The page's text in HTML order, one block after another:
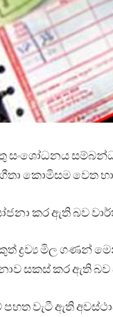
සංශෝධනය
කොමිසම වෙත
කර ඇති බව
ද්‍රව්‍ය මිල ගණන්
සකස් කර ඇති බව
වැටී ඇති